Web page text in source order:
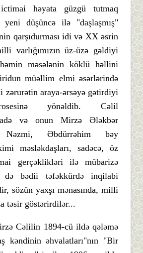
həyata güzgü tutmaq
düşüncə ilə "daşlaşmış"
qarşıdurması idi və XX əsrin
varlığımızın üz-üzə gəldiyi
məsələnin köklü həllini
müəllim elmi əsərlərində
zərurətin araya-ərsəyə gətirdiyi
yönəldib. Cəlil
və onun Mirzə Ələkbər
Əbdürrəhim bəy
məsləkdaşları, sadəcə, öz
gerçəklikləri ilə mübarizə
də bədii təfəkkürdə inqilabi
sözün yaxşı mənasında, milli
təsir göstərirdilər...
Cəlilin 1894-cü ildə qələmə
kəndinin əhvalatları"nın "Bir